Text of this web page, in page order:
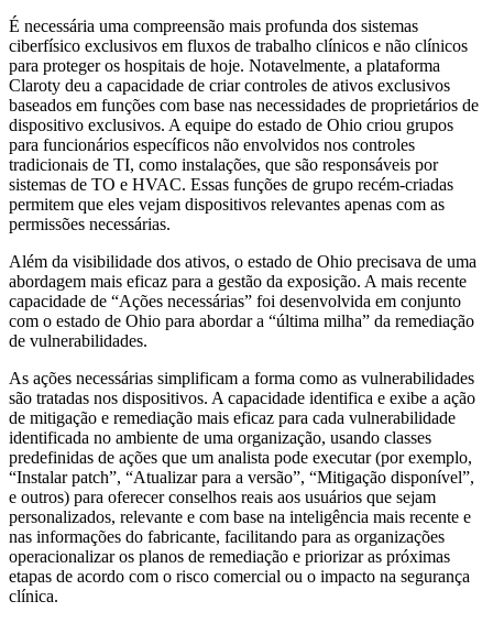
É necessária uma compreensão mais profunda dos sistemas
ciberfísico exclusivos em fluxos de trabalho clínicos e não clínicos
para proteger os hospitais de hoje. Notavelmente, a plataforma
Claroty deu a capacidade de criar controles de ativos exclusivos
baseados em funções com base nas necessidades de proprietários de
dispositivo exclusivos. A equipe do estado de Ohio criou grupos
para funcionários específicos não envolvidos nos controles
tradicionais de TI, como instalações, que são responsáveis por
sistemas de TO e HVAC. Essas funções de grupo recém-criadas
permitem que eles vejam dispositivos relevantes apenas com as
permissões necessárias.
Além da visibilidade dos ativos, o estado de Ohio precisava de uma
abordagem mais eficaz para a gestão da exposição. A mais recente
capacidade de “Ações necessárias” foi desenvolvida em conjunto
com o estado de Ohio para abordar a “última milha” da remediação
de vulnerabilidades.
As ações necessárias simplificam a forma como as vulnerabilidades
são tratadas nos dispositivos. A capacidade identifica e exibe a ação
de mitigação e remediação mais eficaz para cada vulnerabilidade
identificada no ambiente de uma organização, usando classes
predefinidas de ações que um analista pode executar (por exemplo,
“Instalar patch”, “Atualizar para a versão”, “Mitigação disponível”,
e outros) para oferecer conselhos reais aos usuários que sejam
personalizados, relevante e com base na inteligência mais recente e
nas informações do fabricante, facilitando para as organizações
operacionalizar os planos de remediação e priorizar as próximas
etapas de acordo com o risco comercial ou o impacto na segurança
clínica.